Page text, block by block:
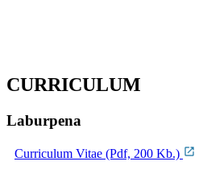
CURRICULUM
Laburpena
Curriculum Vitae (Pdf, 200 Kb.)